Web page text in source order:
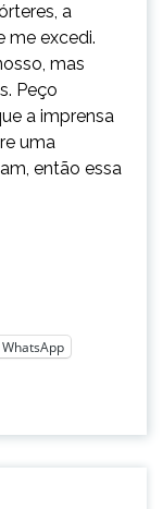
a
me excedi.
mas
Peço
a imprensa
uma
então essa
WhatsApp